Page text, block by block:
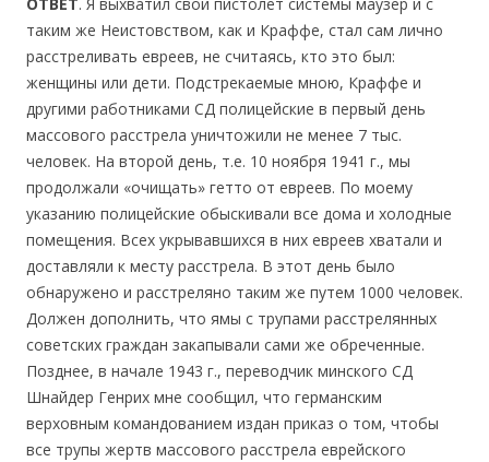
таким же Неистовством, как и Краффе, стал сам лично
расстреливать евреев, не считаясь, кто это был:
женщины или дети. Подстрекаемые мною, Краффе и
другими работниками СД полицейские в первый день
массового расстрела уничтожили не менее 7 тыс.
человек. На второй день, т.е. 10 ноября 1941 г., мы
продолжали «очищать» гетто от евреев. По моему
указанию полицейские обыскивали все дома и холодные
помещения. Всех укрывавшихся в них евреев хватали и
доставляли к месту расстрела. В этот день было
обнаружено и расстреляно таким же путем 1000 человек.
Должен дополнить, что ямы с трупами расстрелянных
советских граждан закапывали сами же обреченные.
Позднее, в начале 1943 г., переводчик минского СД
Шнайдер Генрих мне сообщил, что германским
верховным командованием издан приказ о том, чтобы
все трупы жертв массового расстрела еврейского